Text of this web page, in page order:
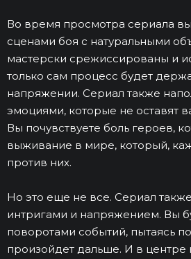
Во время просмотра сериала
сценами боя с натуральными
мастерски срежиссированы и
только сам процесс будет
напряжении. Сериал также
эмоциями, которые не оставят
Вы почувствуете боль героев,
выживание в мире, который,
против них.
Но это еще не все. Сериал
интригами и напряжением. Вы
поворотами событий, пытаясь
произойдет дальше. И в центре